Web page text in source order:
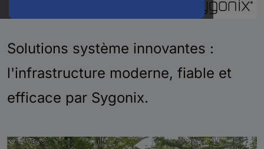
Solutions système innovantes :
l'infrastructure moderne, fiable et
efficace par Sygonix.